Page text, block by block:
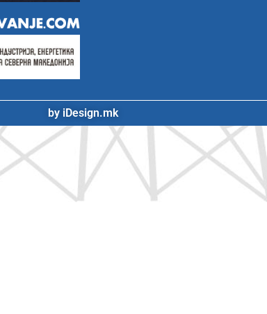
by iDesign.mk